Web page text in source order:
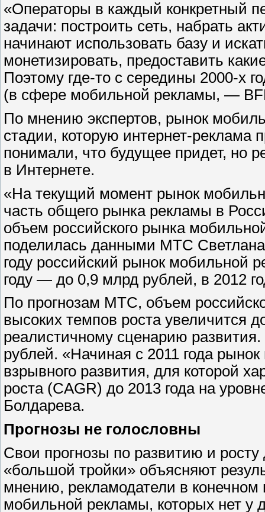
«Операторы в каждый конкретный
задачи: построить сеть, набрать
начинают использовать базу и
монетизировать, предоставить
Поэтому где-то с середины 2000-х
(в сфере мобильной рекламы, —
По мнению экспертов, рынок
стадии, которую интернет-реклама
понимали, что будущее придет, но
в Интернете.
«На текущий момент рынок
часть общего рынка рекламы в
объем российского рынка
поделилась данными МТС
году российский рынок мобильной
году — до 0,9 млрд рублей, в 2012
По прогнозам МТС, объем
высоких темпов роста увеличится
реалистичному сценарию
рублей. «Начиная с 2011 года
взрывного развития, для которой
роста (CAGR) до 2013 года на
Болдарева.
Прогнозы не голословны
Свои прогнозы по развитию и
«большой тройки» объясняют
мнению, рекламодатели в конечном
мобильной рекламы, которых нет у